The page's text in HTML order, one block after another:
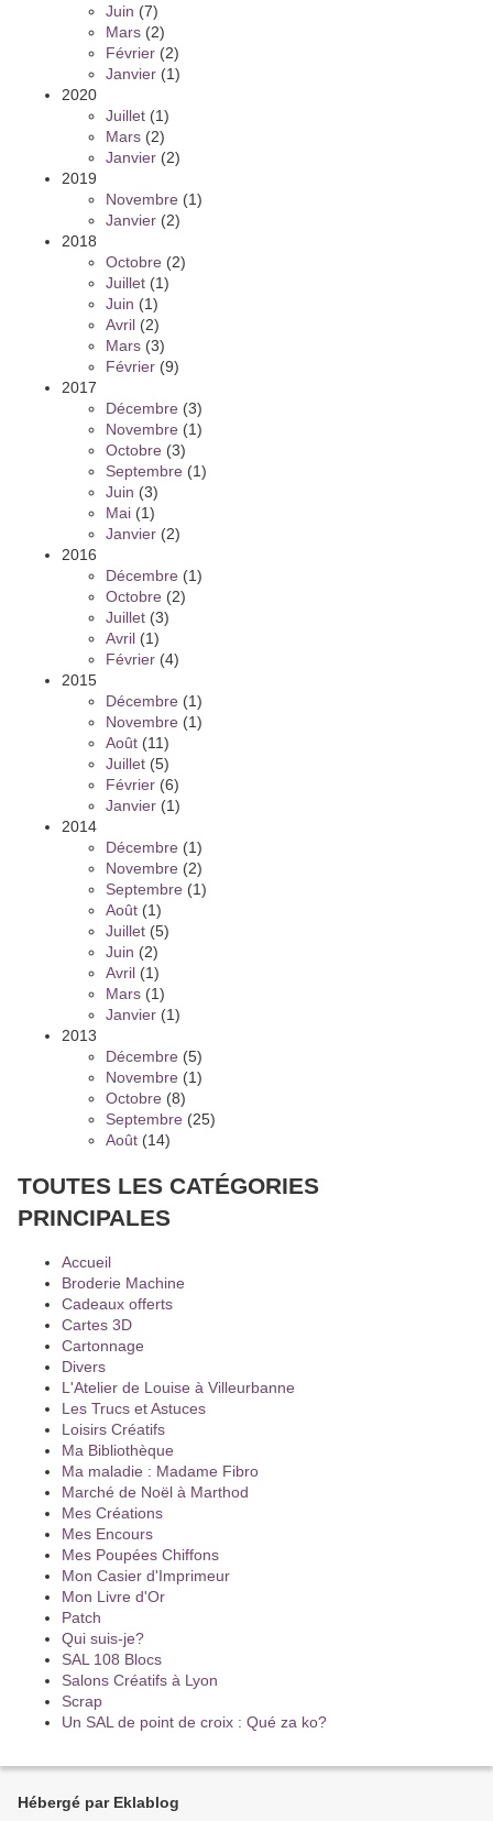
Juin (7)
Mars (2)
Février (2)
Janvier (1)
2020
Juillet (1)
Mars (2)
Janvier (2)
2019
Novembre (1)
Janvier (2)
2018
Octobre (2)
Juillet (1)
Juin (1)
Avril (2)
Mars (3)
Février (9)
2017
Décembre (3)
Novembre (1)
Octobre (3)
Septembre (1)
Juin (3)
Mai (1)
Janvier (2)
2016
Décembre (1)
Octobre (2)
Juillet (3)
Avril (1)
Février (4)
2015
Décembre (1)
Novembre (1)
Août (11)
Juillet (5)
Février (6)
Janvier (1)
2014
Décembre (1)
Novembre (2)
Septembre (1)
Août (1)
Juillet (5)
Juin (2)
Avril (1)
Mars (1)
Janvier (1)
2013
Décembre (5)
Novembre (1)
Octobre (8)
Septembre (25)
Août (14)
TOUTES LES CATÉGORIES
PRINCIPALES
Accueil
Broderie Machine
Cadeaux offerts
Cartes 3D
Cartonnage
Divers
L'Atelier de Louise à Villeurbanne
Les Trucs et Astuces
Loisirs Créatifs
Ma Bibliothèque
Ma maladie : Madame Fibro
Marché de Noël à Marthod
Mes Créations
Mes Encours
Mes Poupées Chiffons
Mon Casier d'Imprimeur
Mon Livre d'Or
Patch
Qui suis-je?
SAL 108 Blocs
Salons Créatifs à Lyon
Scrap
Un SAL de point de croix : Qué za ko?
Hébergé par Eklablog